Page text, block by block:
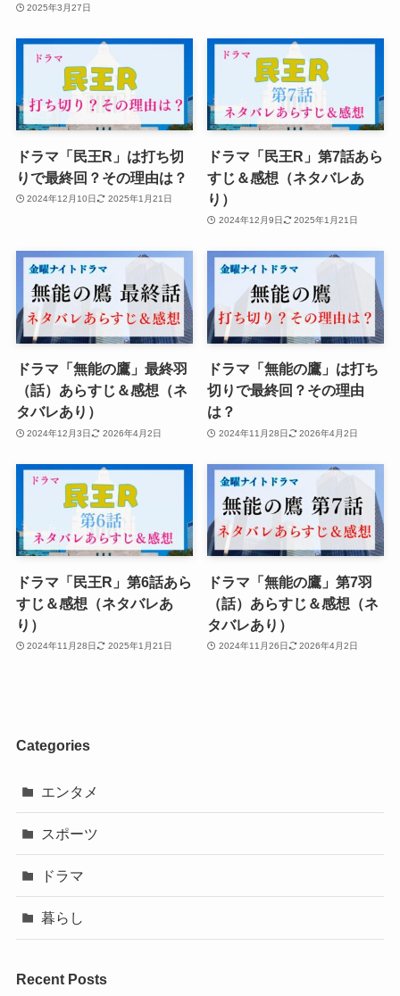
2025年3月27日
ドラマ「民王R」は打ち切
りで最終回？その理由は？
2024年12月10日 2025年1月21日
ドラマ「民王R」第7話あら
すじ＆感想（ネタバレあ
り）
2024年12月9日 2025年1月21日
ドラマ「無能の鷹」最終羽
（話）あらすじ＆感想（ネ
タバレあり）
2024年12月3日 2026年4月2日
ドラマ「無能の鷹」は打ち
切りで最終回？その理由
は？
2024年11月28日 2026年4月2日
ドラマ「民王R」第6話あら
すじ＆感想（ネタバレあ
り）
2024年11月28日 2025年1月21日
ドラマ「無能の鷹」第7羽
（話）あらすじ＆感想（ネ
タバレあり）
2024年11月26日 2026年4月2日
Categories
エンタメ
スポーツ
ドラマ
暮らし
Recent Posts